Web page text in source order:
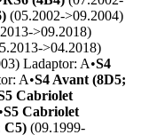
(05.2002->09.2004)
>09.2018)
>04.2018)
Ladaptor: A•S4
A•S4 Avant (8D5;
Cabriolet
•S5 Cabriolet
C5) (09.1999-